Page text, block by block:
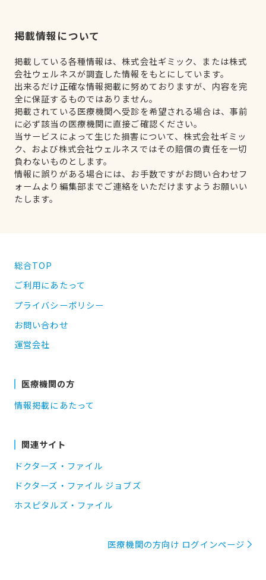
掲載情報について
掲載している各種情報は、株式会社ギミック、または株式
会社ウェルネスが調査した情報をもとにしています。
出来るだけ正確な情報掲載に努めておりますが、内容を完
全に保証するものではありません。
掲載されている医療機関へ受診を希望される場合は、事前
に必ず該当の医療機関に直接ご確認ください。
当サービスによって生じた損害について、株式会社ギミッ
ク、および株式会社ウェルネスではその賠償の責任を一切
負わないものとします。
情報に誤りがある場合には、お手数ですがお問い合わせフ
ォームより編集部までご連絡をいただけますようお願いい
たします。
総合TOP
ご利用にあたって
プライバシーポリシー
お問い合わせ
運営会社
医療機関の方
情報掲載にあたって
関連サイト
ドクターズ・ファイル
ドクターズ・ファイル ジョブズ
ホスピタルズ・ファイル
医療機関の方向け ログインページ